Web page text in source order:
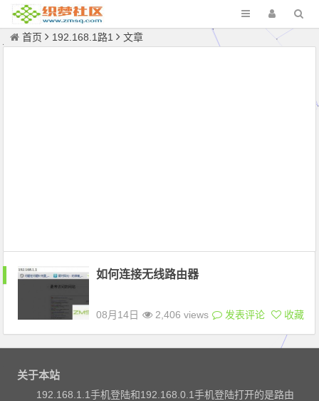
首页 192.168.1路1 文章
如何连接无线路由器
08月14日 2,406 views 发表评论 收藏
关于本站
192.168.1.1手机登陆和192.168.0.1手机登陆打开的是路由